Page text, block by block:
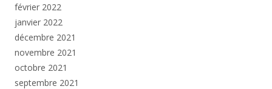
février 2022
janvier 2022
décembre 2021
novembre 2021
octobre 2021
septembre 2021